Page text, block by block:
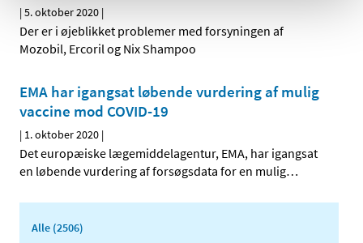
| 5. oktober 2020 |
Der er i øjeblikket problemer med forsyningen af
Mozobil, Ercoril og Nix Shampoo
EMA har igangsat løbende vurdering af mulig
vaccine mod COVID-19
| 1. oktober 2020 |
Det europæiske lægemiddelagentur, EMA, har igangsat
en løbende vurdering af forsøgsdata for en mulig…
Alle (2506)